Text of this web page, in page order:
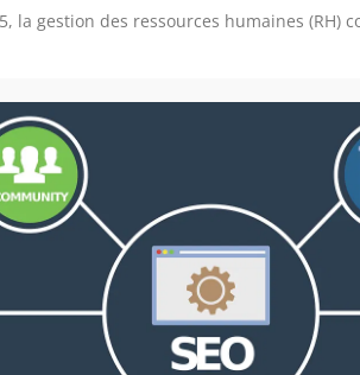
la gestion des ressources humaines (RH)